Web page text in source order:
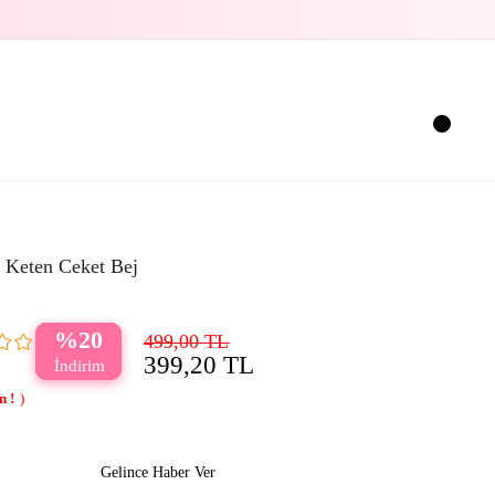
Ceket Bej
20 499,00 TL
399,20 TL
Gelince Haber Ver